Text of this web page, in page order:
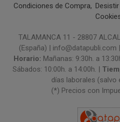
Condiciones de Compra
TALAMANCA 11 - 28807
(España) | info@datapubli.com |
Horario: Mañanas: 9:30h. a
Sábados: 10:00h. a 14:00h. |
días laborales (salvo
(*) Precios con